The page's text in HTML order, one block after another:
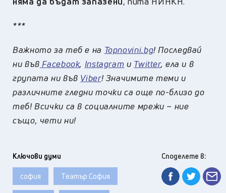
***
Важното за теб е на Topnovini.bg! Последвай
ни във Facebook, Instagram и Twitter, ела и в
групата ни във Viber! Значимите теми и
различните гледни точки са още по-близо до
теб! Всички са в социалните мрежи – ние
също, чети ни!
Ключови думи
софия Театър София
Споделете в: